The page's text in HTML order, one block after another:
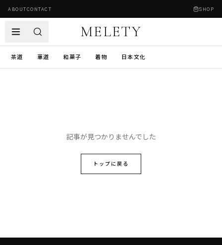
ABOUTCONTACT SHOP
MELETY
茶道 華道 和菓子 着物 日本文化
記事が見つかりませんでした
トップに戻る